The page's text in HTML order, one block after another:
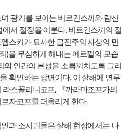
광기를 보이는 비르긴스끼와 럄신
서 절정을 이룬다. 비르긴스끼의 절
스키가 묘사한 급진주의 사상의 민
)을 무심하게 해내는 에르껠의 모습
와 인간의 본성을 소름끼치도록 그리
확인하는 장면이다. 이 살해에 연루
스꼴리니코프, 『까라마조프가의
자코프를 떠올리게 한다.
과 소시민들은 살해 현장에서는 나